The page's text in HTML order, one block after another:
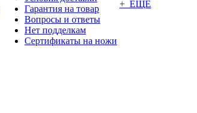
Гарантия на товар
Вопросы и ответы
Нет подделкам
Сертификаты на ножи
+ ЕЩЕ